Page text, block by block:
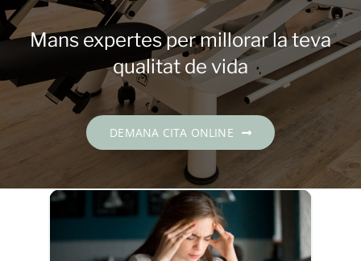
Contacte
Català
Mans expertes per millorar la teva
qualitat de vida
DEMANA CITA ONLINE